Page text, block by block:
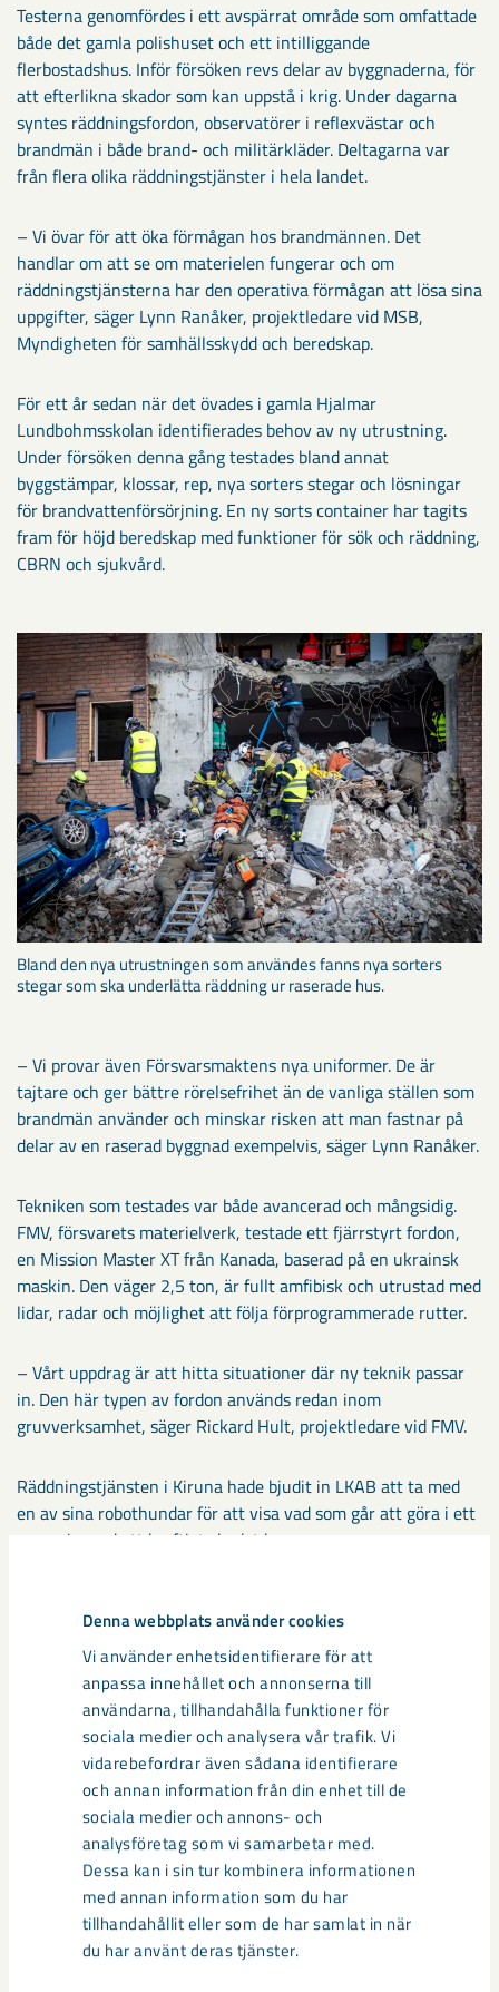
Denna webbplats använder cookies
Vi använder enhetsidentifierare för att
anpassa innehållet och annonserna till
användarna, tillhandahålla funktioner för
sociala medier och analysera vår trafik. Vi
vidarebefordrar även sådana identifierare
och annan information från din enhet till de
sociala medier och annons- och
analysföretag som vi samarbetar med.
Dessa kan i sin tur kombinera informationen
med annan information som du har
tillhandahållit eller som de har samlat in när
du har använt deras tjänster.
Testerna genomfördes i ett avspärrat område som omfattade
både det gamla polishuset och ett intilliggande
flerbostadshus. Inför försöken revs delar av byggnaderna, för
att efterlikna skador som kan uppstå i krig. Under dagarna
syntes räddningsfordon, observatörer i reflexvästar och
brandmän i både brand- och militärkläder. Deltagarna var
från flera olika räddningstjänster i hela landet.
– Vi övar för att öka förmågan hos brandmännen. Det
handlar om att se om materielen fungerar och om
räddningstjänsterna har den operativa förmågan att lösa sina
uppgifter, säger Lynn Ranåker, projektledare vid MSB,
Myndigheten för samhällsskydd och beredskap.
För ett år sedan när det övades i gamla Hjalmar
Lundbohmsskolan identifierades behov av ny utrustning.
Under försöken denna gång testades bland annat
byggstämpar, klossar, rep, nya sorters stegar och lösningar
för brandvattenförsörjning. En ny sorts container har tagits
fram för höjd beredskap med funktioner för sök och räddning,
CBRN och sjukvård.
Bland den nya utrustningen som användes fanns nya sorters
stegar som ska underlätta räddning ur raserade hus.
– Vi provar även Försvarsmaktens nya uniformer. De är
tajtare och ger bättre rörelsefrihet än de vanliga ställen som
brandmän använder och minskar risken att man fastnar på
delar av en raserad byggnad exempelvis, säger Lynn Ranåker.
Tekniken som testades var både avancerad och mångsidig.
FMV, försvarets materielverk, testade ett fjärrstyrt fordon,
en Mission Master XT från Kanada, baserad på en ukrainsk
maskin. Den väger 2,5 ton, är fullt amfibisk och utrustad med
lidar, radar och möjlighet att följa förprogrammerade rutter.
– Vårt uppdrag är att hitta situationer där ny teknik passar
in. Den här typen av fordon används redan inom
gruvverksamhet, säger Rickard Hult, projektledare vid FMV.
Räddningstjänsten i Kiruna hade bjudit in LKAB att ta med
en av sina robothundar för att visa vad som går att göra i ett
scenario med ett kraftigt skadat hus.
teknikern Daniel Jatko som vanligtvis styr robothundar och
drönare under jord.